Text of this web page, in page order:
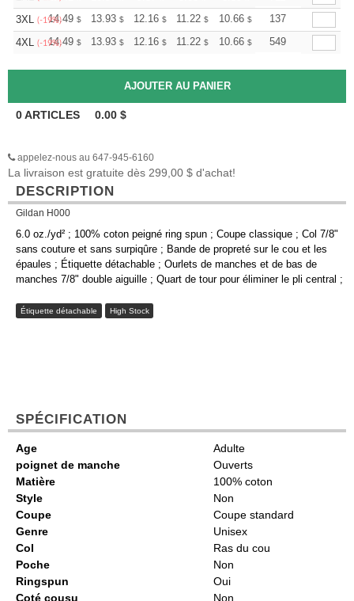
3XL (-19%)14.49 $ 13.93 $ 12.16 $ 11.22 $ 10.66 $ 10.47
137
4XL (-19%)14.49 $ 13.93 $ 12.16 $ 11.22 $ 10.66 $ 10.47
549
0ARTICLES 0.00 $
appelez-nous au 647-945-6160
La livraison est gratuite dès 299,00 $ d'achat!
DESCRIPTION
Gildan H000
6.0 oz./yd² ; 100% coton peigné ring spun ; Coupe classique ; Col 7/8"
sans couture et sans surpiqûre ; Bande de propreté sur le cou et les
épaules ; Étiquette détachable ; Ourlets de manches et de bas de
manches 7/8" double aiguille ; Quart de tour pour éliminer le pli central ;
Étiquette détachable High Stock
SPÉCIFICATION
Age
Adulte
poignet de manche
Ouverts
Matière
100% coton
Style
Non
Coupe
Coupe standard
Genre
Unisex
Col
Ras du cou
Poche
Non
Ringspun
Oui
Coté cousu
Non